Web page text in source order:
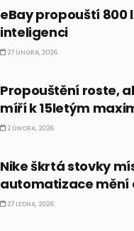
eBay propouští 800
inteligenci
27 ÚNORA, 2026
Propouštění roste,
míří k 15letým
2 ÚNORA, 2026
Nike škrtá stovky
automatizace mění
27 LEDNA, 2026